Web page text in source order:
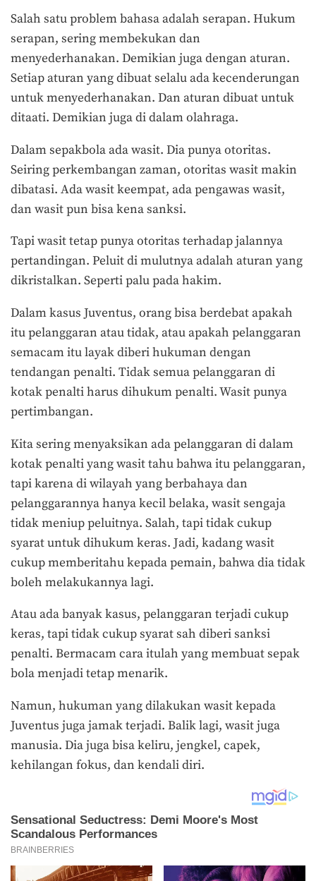
Salah satu problem bahasa adalah serapan. Hukum
serapan, sering membekukan dan
menyederhanakan. Demikian juga dengan aturan.
Setiap aturan yang dibuat selalu ada kecenderungan
untuk menyederhanakan. Dan aturan dibuat untuk
ditaati. Demikian juga di dalam olahraga.
Dalam sepakbola ada wasit. Dia punya otoritas.
Seiring perkembangan zaman, otoritas wasit makin
dibatasi. Ada wasit keempat, ada pengawas wasit,
dan wasit pun bisa kena sanksi.
Tapi wasit tetap punya otoritas terhadap jalannya
pertandingan. Peluit di mulutnya adalah aturan yang
dikristalkan. Seperti palu pada hakim.
Dalam kasus Juventus, orang bisa berdebat apakah
itu pelanggaran atau tidak, atau apakah pelanggaran
semacam itu layak diberi hukuman dengan
tendangan penalti. Tidak semua pelanggaran di
kotak penalti harus dihukum penalti. Wasit punya
pertimbangan.
Kita sering menyaksikan ada pelanggaran di dalam
kotak penalti yang wasit tahu bahwa itu pelanggaran,
tapi karena di wilayah yang berbahaya dan
pelanggarannya hanya kecil belaka, wasit sengaja
tidak meniup peluitnya. Salah, tapi tidak cukup
syarat untuk dihukum keras. Jadi, kadang wasit
cukup memberitahu kepada pemain, bahwa dia tidak
boleh melakukannya lagi.
Atau ada banyak kasus, pelanggaran terjadi cukup
keras, tapi tidak cukup syarat sah diberi sanksi
penalti. Bermacam cara itulah yang membuat sepak
bola menjadi tetap menarik.
Namun, hukuman yang dilakukan wasit kepada
Juventus juga jamak terjadi. Balik lagi, wasit juga
manusia. Dia juga bisa keliru, jengkel, capek,
kehilangan fokus, dan kendali diri.